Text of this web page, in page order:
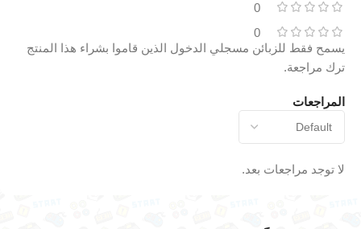
0
0
المراجعات
لا توجد مراجعات بعد.
يسمح فقط للزبائن مسجلي الدخول الذين قاموا بشراء هذا المنتج
ترك مراجعة.